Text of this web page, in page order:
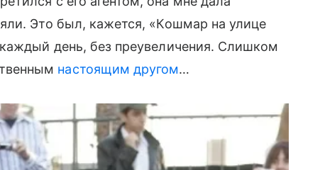
Это был, кажется, «Кошмар на улице
день, без преувеличения. Слишком
настоящим другом…